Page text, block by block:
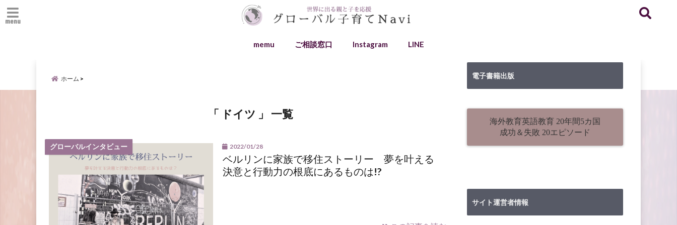
menu
memu ご相談窓口 Instagram LINE
ホーム
「 ドイツ 」 一覧
グローバルインタビュー 2022/01/28
ベルリンに家族で移住ストーリー 夢を叶える
決意と行動力の根底にあるものは!?
電子書籍出版
海外教育英語教育 20年間5カ国
成功＆失敗 20エピソード
サイト運営者情報